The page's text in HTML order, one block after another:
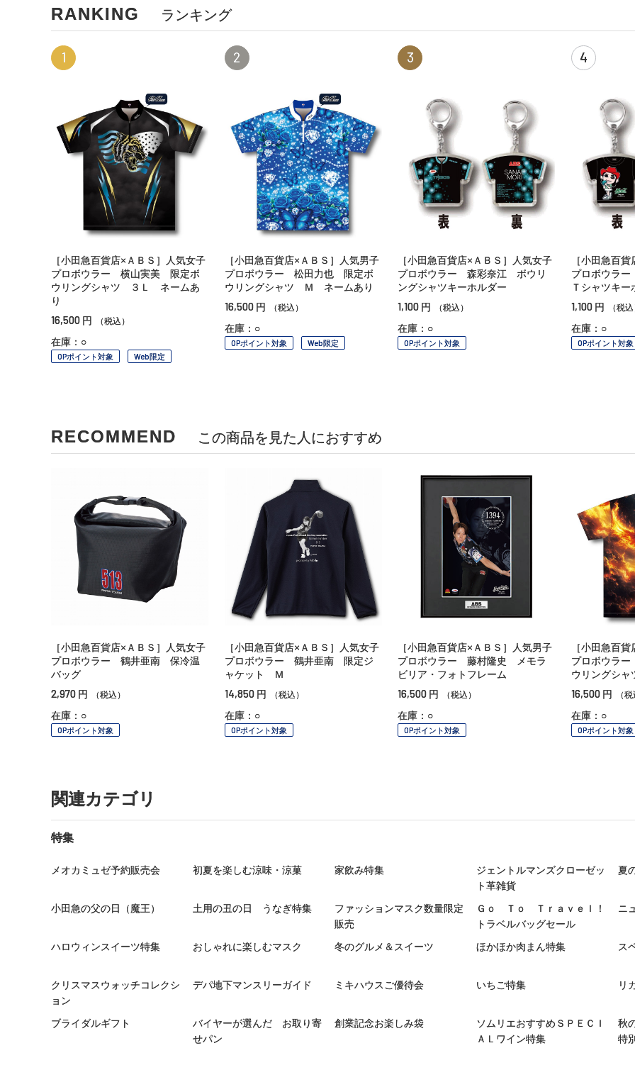
RANKING ランキング
1
［小田急百貨店×ＡＢＳ］人気女子
プロボウラー 横山実美 限定ボ
ウリングシャツ ３Ｌ ネームあ
り
16,500 円 （税込）
在庫：○
OPポイント対象 Web限定
2
［小田急百貨店×ＡＢＳ］人気男子
プロボウラー 松田力也 限定ボ
ウリングシャツ Ｍ ネームあり
16,500 円 （税込）
在庫：○
OPポイント対象 Web限定
3
［小田急百貨店×ＡＢＳ］人気女子
プロボウラー 森彩奈江 ボウリ
ングシャツキーホルダー
1,100 円 （税込）
在庫：○
OPポイント対象
4
［小田急百
プロボウラ
Ｔシャツキー
1,100 円 （税
在庫：○
OPポイント対象
RECOMMEND この商品を見た人におすすめ
［小田急百貨店×ＡＢＳ］人気女子
プロボウラー 鶴井亜南 保冷温
バッグ
2,970 円 （税込）
在庫：○
OPポイント対象
［小田急百貨店×ＡＢＳ］人気女子
プロボウラー 鶴井亜南 限定ジ
ャケット Ｍ
14,850 円 （税込）
在庫：○
OPポイント対象
［小田急百貨店×ＡＢＳ］人気男子
プロボウラー 藤村隆史 メモラ
ビリア・フォトフレーム
16,500 円 （税込）
在庫：○
OPポイント対象
［小田急百
プロボウラ
ウリングシ
16,500 円 （
在庫：○
OPポイント対象
関連カテゴリ
特集
メオカミュゼ予約販売会 初夏を楽しむ涼味・涼菓 家飲み特集
ジェントルマンズクローゼッ
ト革雑貨
夏
小田急の父の日（魔王） 土用の丑の日 うなぎ特集
ファッションマスク数量限定
販売
Ｇｏ Ｔｏ Ｔｒａｖｅｌ！
トラベルバッグセール
ニ
ハロウィンスイーツ特集 おしゃれに楽しむマスク 冬のグルメ＆スイーツ ほかほか肉まん特集 ス
クリスマスウォッチコレクシ
ョン
デパ地下マンスリーガイド ミキハウスご優待会 いちご特集 リ
ブライダルギフト
バイヤーが選んだ お取り寄
せパン
創業記念お楽しみ袋
ソムリエおすすめＳＰＥＣＩ
ＡＬワイン特集
秋
特